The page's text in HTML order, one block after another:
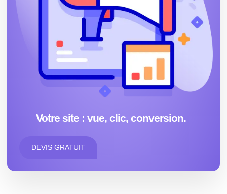
Votre site : vue, clic, conversion.
DEVIS GRATUIT